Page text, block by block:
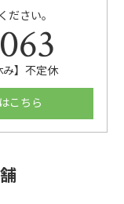
さい。
み】不定休
こちら